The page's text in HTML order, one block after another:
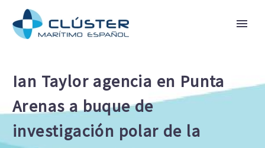
Ian Taylor agencia en Punta
Arenas a buque de
investigación polar de la